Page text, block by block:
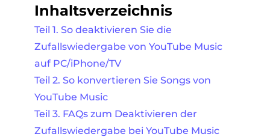
Inhaltsverzeichnis
Teil 1. So deaktivieren Sie die
Zufallswiedergabe von YouTube Music
auf PC/iPhone/TV
Teil 2. So konvertieren Sie Songs von
YouTube Music
Teil 3. FAQs zum Deaktivieren der
Zufallswiedergabe bei YouTube Music